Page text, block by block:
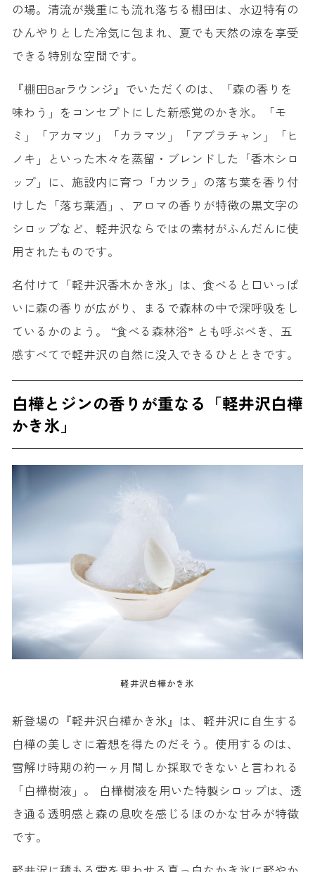
の場。清流が幾重にも流れ落ちる棚田は、水辺特有の
ひんやりとした冷気に包まれ、夏でも天然の涼を享受
できる特別な空間です。
『棚田Barラウンジ』でいただくのは、「森の香りを
味わう」をコンセプトにした新感覚のかき氷。「モ
ミ」「アカマツ」「カラマツ」「アブラチャン」「ヒ
ノキ」といった木々を蒸留・ブレンドした「香木シロ
ップ」に、施設内に育つ「カツラ」の落ち葉を香り付
けした「落ち葉酒」、アロマの香りが特徴の黒文字の
シロップなど、軽井沢ならではの素材がふんだんに使
用されたものです。
名付けて「軽井沢香木かき氷」は、食べると口いっぱ
いに森の香りが広がり、まるで森林の中で深呼吸をし
ているかのよう。 “食べる森林浴” とも呼ぶべき、五
感すべてで軽井沢の自然に没入できるひとときです。
白樺とジンの香りが重なる「軽井沢白樺
かき氷」
軽井沢白樺かき氷
新登場の『軽井沢白樺かき氷』は、軽井沢に自生する
白樺の美しさに着想を得たのだそう。使用するのは、
雪解け時期の約一ヶ月間しか採取できないと言われる
「白樺樹液」。 白樺樹液を用いた特製シロップは、透
き通る透明感と森の息吹を感じるほのかな甘みが特徴
です。